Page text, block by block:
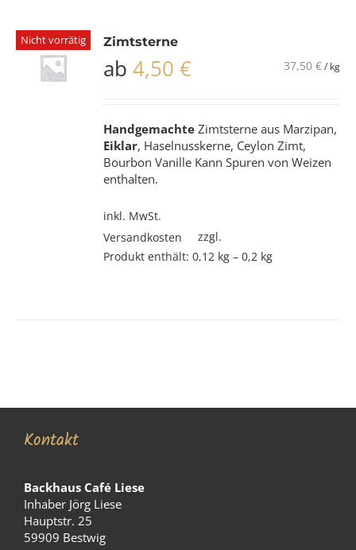
Nicht vorrätig Zimtsterne
ab4,50€ 37,50 €/ kg
Handgemachte Zimtsterne aus Marzipan,
Eiklar, Haselnusskerne, Ceylon Zimt,
Bourbon Vanille Kann Spuren von Weizen
enthalten.
inkl. MwSt.
zzgl.
Versandkosten
Produkt enthält: 0,12 kg – 0,2 kg
Kontakt
Backhaus Café Liese
Inhaber Jörg Liese
Hauptstr. 25
59909 Bestwig